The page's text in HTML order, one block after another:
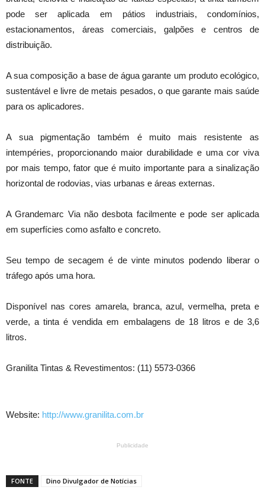
pode ser aplicada em pátios industriais, condomínios,
estacionamentos, áreas comerciais, galpões e centros de
distribuição.
A sua composição a base de água garante um produto ecológico,
sustentável e livre de metais pesados, o que garante mais saúde
para os aplicadores.
A sua pigmentação também é muito mais resistente as
intempéries, proporcionando maior durabilidade e uma cor viva
por mais tempo, fator que é muito importante para a sinalização
horizontal de rodovias, vias urbanas e áreas externas.
A Grandemarc Via não desbota facilmente e pode ser aplicada
em superfícies como asfalto e concreto.
Seu tempo de secagem é de vinte minutos podendo liberar o
tráfego após uma hora.
Disponível nas cores amarela, branca, azul, vermelha, preta e
verde, a tinta é vendida em embalagens de 18 litros e de 3,6
litros.
Granilita Tintas & Revestimentos: (11) 5573-0366
Website: http://www.granilita.com.br
Publicidade
FONTE Dino Divulgador de Notícias